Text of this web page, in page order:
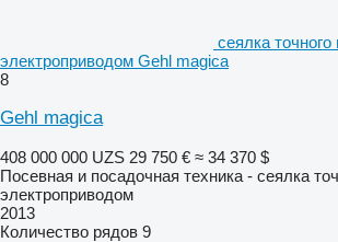
сеялка
электроприводом Gehl magica
8
Gehl magica
408 000 000 UZS 29 750 € ≈ 34 370 $
Посевная и посадочная техника - сеялка
электроприводом
2013
Количество рядов 9